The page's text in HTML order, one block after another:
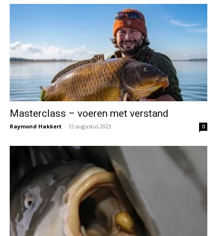
Masterclass – voeren met verstand
Raymond Hakkert - 12 augustus 2023 0